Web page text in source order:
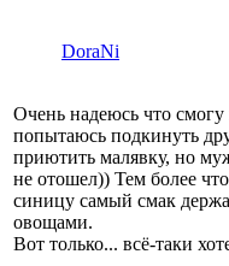
DoraNi
Очень надеюсь что смогу
попытаюсь подкинуть
приютить малявку, но
не отошел)) Тем более
синицу самый смак
овощами.
Вот только... всё-таки